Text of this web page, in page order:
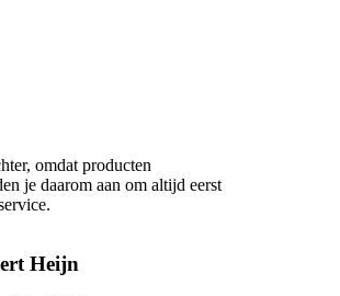
omdat producten
je daarom aan om altijd eerst
Heijn